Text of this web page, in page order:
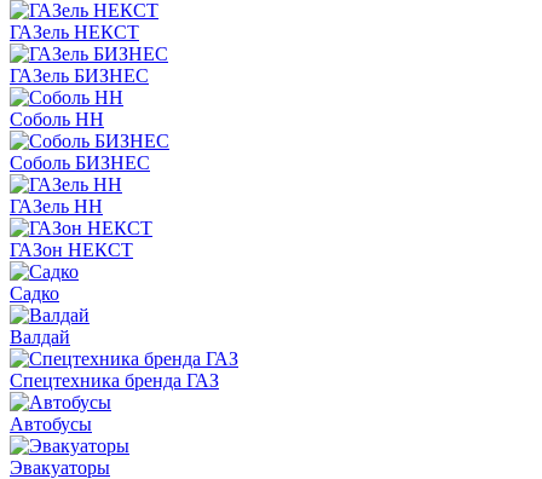
ГАЗель НЕКСТ
ГАЗель БИЗНЕС
Соболь НН
Соболь БИЗНЕС
ГАЗель НН
ГАЗон НЕКСТ
Садко
Валдай
Спецтехника бренда ГАЗ
Автобусы
Эвакуаторы